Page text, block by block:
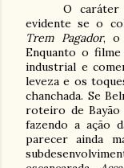
O caráter
evidente se o
Trem Pagador, o
Enquanto o
industrial e
leveza e os
chanchada. Se
roteiro de Bayão
fazendo a ação
parecer ainda